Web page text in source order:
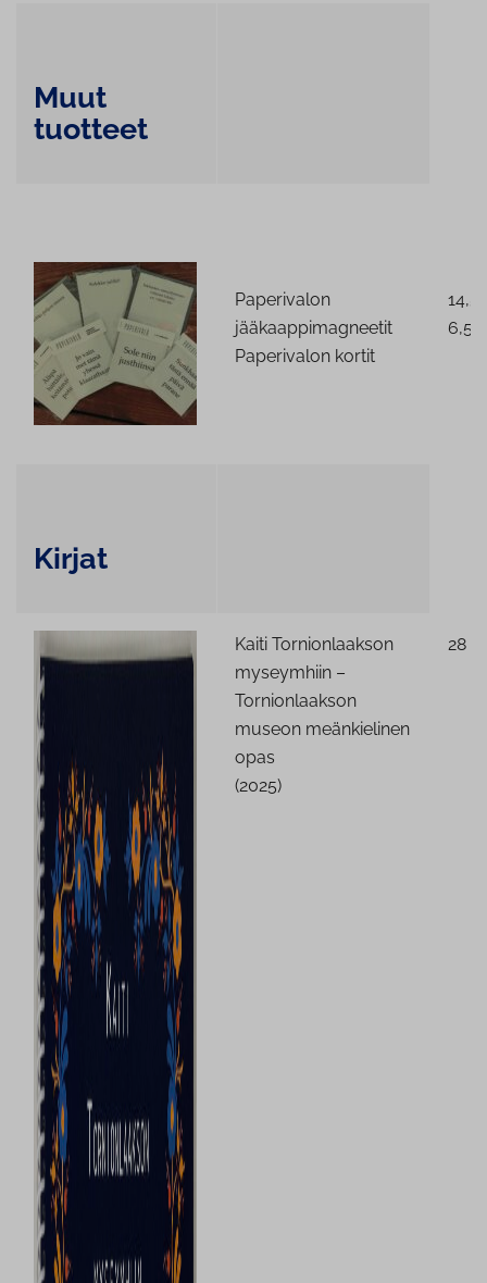
Muut
tuotteet
Paperivalon
jääkaappimagneetit
Paperivalon kortit
Kirjat
Kaiti Tornionlaakson
myseymhiin –
Tornionlaakson
museon meänkielinen
opas
(2025)
28 €